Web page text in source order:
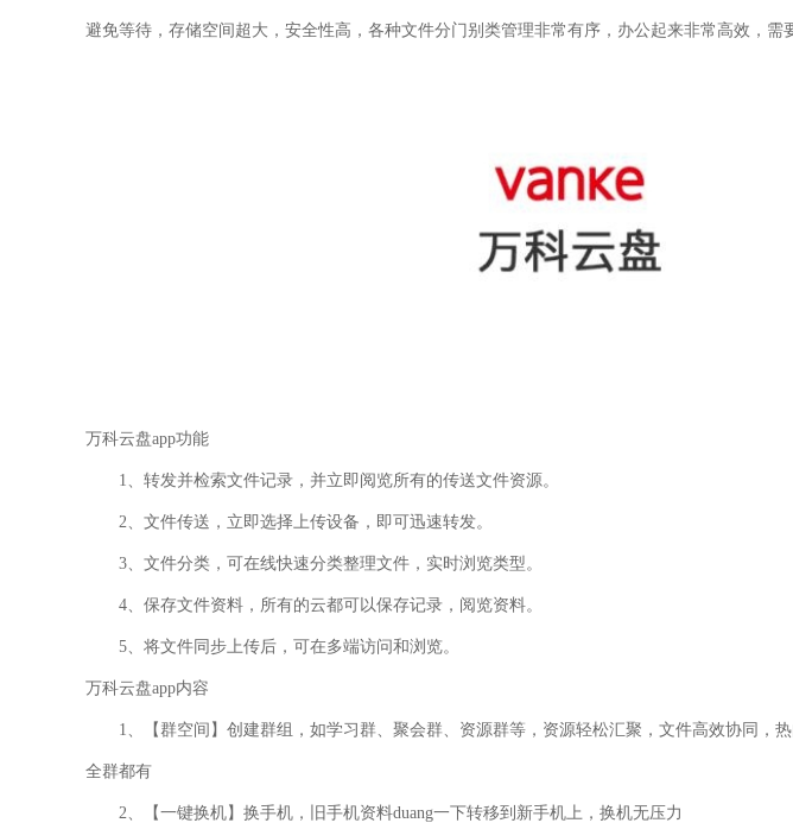
避免等待，存储空间超大，安全性高，各种文件分门别类管理非常有序，办公起来非常高效，需
万科云盘app功能
1、转发并检索文件记录，并立即阅览所有的传送文件资源。
2、文件传送，立即选择上传设备，即可迅速转发。
3、文件分类，可在线快速分类整理文件，实时浏览类型。
4、保存文件资料，所有的云都可以保存记录，阅览资料。
5、将文件同步上传后，可在多端访问和浏览。
万科云盘app内容
1、【群空间】创建群组，如学习群、聚会群、资源群等，资源轻松汇聚，文件高效协同，
全群都有
2、【一键换机】换手机，旧手机资料duang一下转移到新手机上，换机无压力